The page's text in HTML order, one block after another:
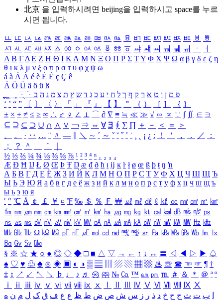
北京 을 입력하시려면 beijing을 입력하시고 space를 누르
시면 됩니다.
ㅥ ㅦ ㅧ ㅨ ㅩ ㅪ ㅫ ㅬ ㅭ ㅮ ㅯ ㅰ ㅱ ㅲ ㅳ ㅴ ㅵ ㅶ ㅷ ㅸ
ㅹ
ㅺ ㅻ ㅼ ㅽ ㅾ ㅿ ㆀ ㆁ ㆂ ㆃ ㆄ ㆅ ㆆ ㆇ ㆈ ㆉ ㆊ ㆋ ㆌ ㆍ
ㆎ
Α Β ΓΔ Ε Ζ Η Θ Ι ΚΛ Μ Ν Ξ Ο Π Ρ Σ ΤΥ Φ Χ Ψ Ω α β γ δ ε ζ η
θ ι κ λ μ ν ξ ο π ρ σ τ υ φ χ ψ ω
á à Á À é è É È ç Ç ê
Ä Ö Ü ä ö ü ß
ִֶֹ ֻּ ׁׂ פ ם ן ו ט א ר ק ף ך ל ח י ע כ ג ד ש ץ ת צ מ נ ה ב
‘ ’ “ ” 〔 〕 〈 〉 「 」 『 』 【 】 ＂ （ ） ［ ］ ｛ ｝
± × ÷ ≠ ≤ ≥ ∞ ∴ ♂ ♀ ∠ ⊥ ⌒ ∂ ∇ ≡ ≒ ≪ ≫ √ ∽ ∝ ∵ ∫ ∬ ∈ ∋
⊆ ⊇ ⊂ ⊃ ∪ ∩ ∧ ∨ ￢ ⇒ ⇔ ∀ ∃ ∮ ∑ ∏ ＋ － ＜ ＝
＞
、
。 · ‥ … ¨ 〃 ― ＼ ∼ ´ ～ ˇ ˘ ˝ ˚ ˙ ¸ ¡ ¿ ː ！ ＇ ， ． ／
：
；
？ ＾ ｀
½ ⅓ ⅔ ¼ ¾ ⅛ ⅜ ⅝ ⅞ ¹ ² ³ ⁴ ⁿ ₁ ₂ ₃ ₄
Æ Ð Ħ Ĳ Ł Ø Œ Þ Ŧ Ŋ æ đ ð ħ ı ĳ ĸ ŀ ł ø œ ß þ ŧ ŋ ŉ
А Б В Г Д Е Ё Ж З И Й К Л М Н О П Р С Т У Ф Х Ц Ч Ш Щ Ъ
Ы Ь Э Ю Я а б в г д е ё ж з и й к л м н о п р с т у ф х ц ч ш щ ъ
ы ь э ю я
′ ″ ℃ Å ￠ ￡ ￥ ¤ ℉ ‰ ＄ ％ Ｆ ￦ ㎕ ㎖ ㎗ ℓ ㎘ ㏄ ㎣ ㎤ ㎥ ㎦
㎙ ㎚ ㎛ ㎜ ㎝ ㎞ ㎟ ㎠ ㎡ ㎢ ㏊ ㎍ ㎎ ㎏ ㏏ ㎈ ㎉ ㏈ ㎧ ㎨ ㎰
㎱ ㎲ ㎳ ㎴ ㎵ ㎶ ㎷ ㎸ ㎹ ㎀ ㎁ ㎂ ㎃ ㎄ ㎺ ㎻ ㎽ ㎾ ㎿ ㎐ ㎑
㎒ ㎓ ㎔ Ω ㏀ ㏁ ㎊ ㎋ ㎌ ㏖ ㏅ ㎭ ㎮ ㎯ ㏛ ㎩ ㎪ ㎫ ㎬ ㏝ ㏐
㏓
㏃ ㏉ ㏜ ㏆
§ ※ ☆ ★ ○ ● ◎ ◇ ◆ □ ■ △ ▽ → ← ↑ ↓ ↔ 〓 ◁ ◀ ▷ ▶ ♤
♠ ♡ ♥ ♧ ♣ ⊙ ◈ ▣ ◐ ◑ ▒ ▤ ▨ ▧ ▦ ▩ ♨ ☏ ☎ ☜ ☞ ¶ †
‡ ↕ ↗ ↙ ↖ ↘ ♭ ♩ ♪ ♬ ㉿ ㈜ № ㏇ ™ ㏂ ㏘ ℡ ＃ ＆ ＊ ＠ ª º
ⅰ
ⅱ ⅲ ⅳ ⅴ ⅵ ⅶ ⅷ ⅸ ⅹ Ⅳ Ⅴ Ⅵ Ⅶ Ⅷ Ⅸ Ⅹ
ب ت ث ج ح خ د ذ ر ز س ش ص ض ط ظ ع غ ف ق ک ل م ن ه